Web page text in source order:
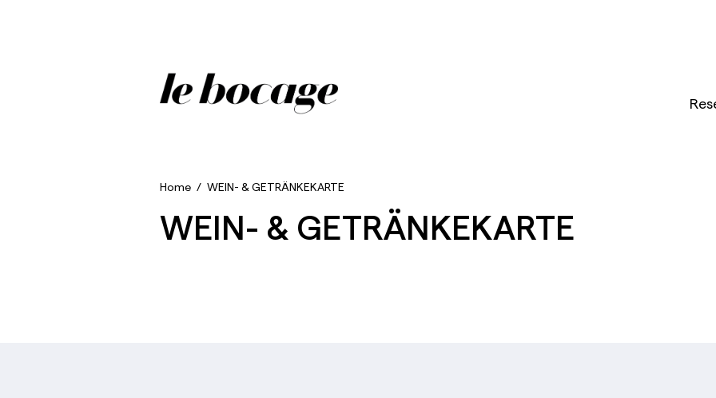
Home / WEIN- & GETRÄNKEKARTE
WEIN- & GETRÄNKEKARTE